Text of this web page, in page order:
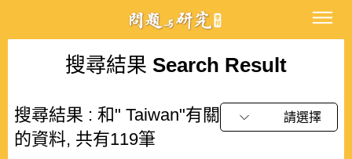
搜尋結果 Search Result
搜尋結果 : 和" Taiwan"有關
的資料, 共有119筆
請選擇